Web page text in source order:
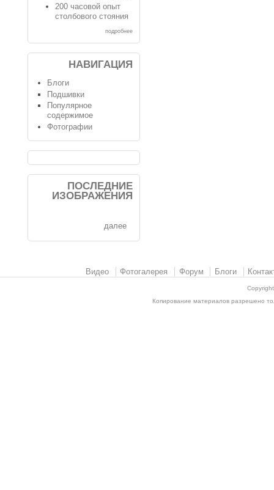
200 часовой опыт
столбового стояния
подробнее
НАВИГАЦИЯ
Блоги
Подшивки
Популярное
содержимое
Фотографии
ПОСЛЕДНИЕ
ИЗОБРАЖЕНИЯ
далее
Видео Фотогалерея Форум Блоги
Копирование материалов разрешено